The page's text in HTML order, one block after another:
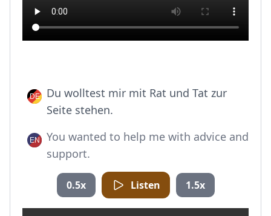
Du wolltest mir mit Rat und Tat zur
Seite stehen.
You wanted to help me with advice and
support.
0.5x Listen 1.5x